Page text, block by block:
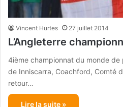
Vincent Hurtes 27 juillet 2014
L’Angleterre
4ième championnat du monde
de Inniscarra, Coachford, Comté
retour…
Lire la suite »